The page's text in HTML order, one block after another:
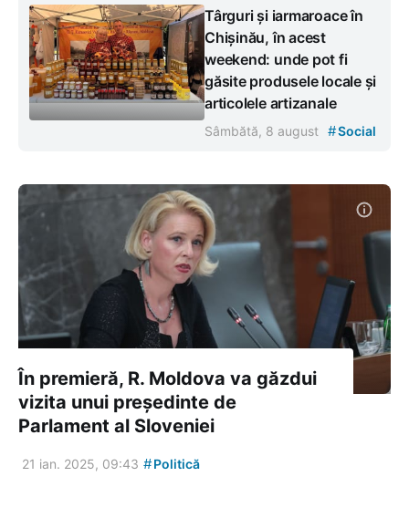
Târguri și iarmaroace în
Chișinău, în acest
weekend: unde pot fi
găsite produsele locale și
articolele artizanale
Sâmbătă, 8 august #Social
În premieră, R. Moldova va găzdui
vizita unui președinte de
Parlament al Sloveniei
21 ian. 2025, 09:43 #Politică